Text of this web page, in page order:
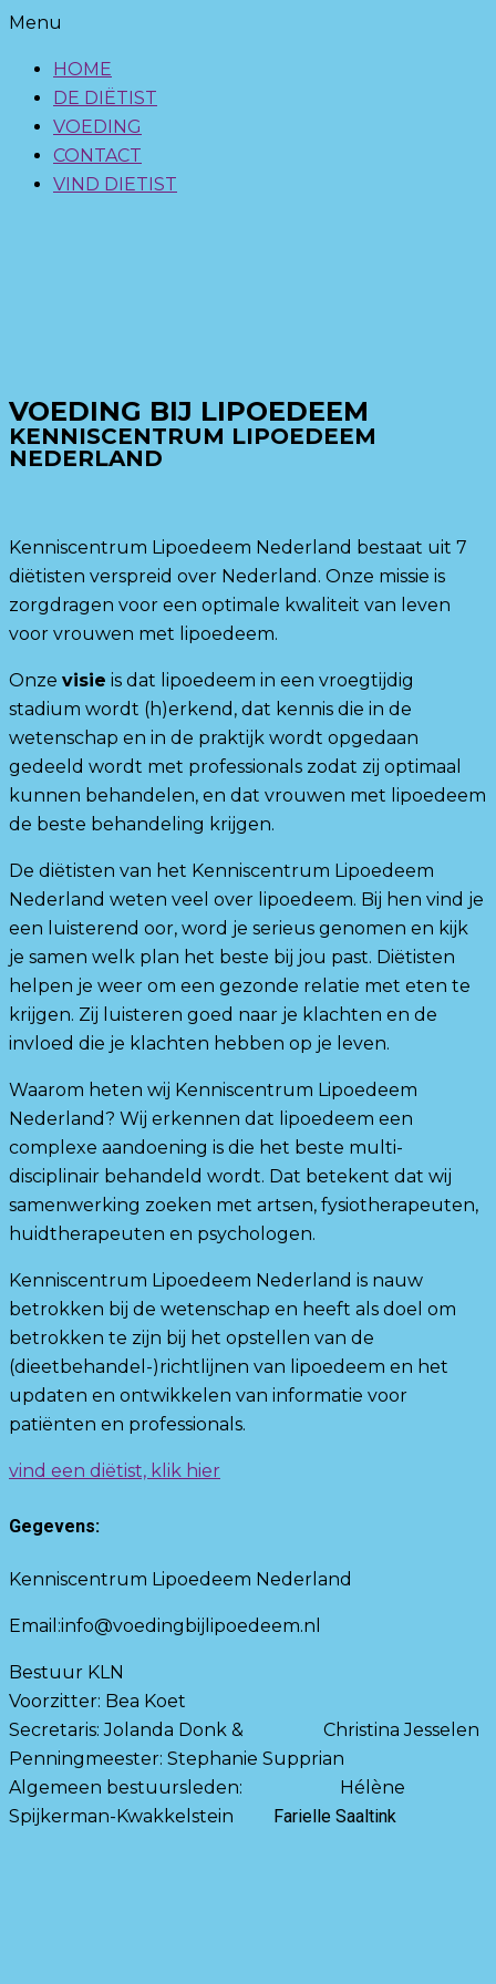
Menu
HOME
DE DIËTIST
VOEDING
CONTACT
VIND DIETIST
VOEDING BIJ LIPOEDEEM
KENNISCENTRUM LIPOEDEEM
NEDERLAND
Kenniscentrum Lipoedeem Nederland bestaat uit 7
diëtisten verspreid over Nederland. Onze missie is
zorgdragen voor een optimale kwaliteit van leven
voor vrouwen met lipoedeem.
Onze visie is dat lipoedeem in een vroegtijdig
stadium wordt (h)erkend, dat kennis die in de
wetenschap en in de praktijk wordt opgedaan
gedeeld wordt met professionals zodat zij optimaal
kunnen behandelen, en dat vrouwen met lipoedeem
de beste behandeling krijgen.
De diëtisten van het Kenniscentrum Lipoedeem
Nederland weten veel over lipoedeem. Bij hen vind je
een luisterend oor, word je serieus genomen en kijk
je samen welk plan het beste bij jou past. Diëtisten
helpen je weer om een gezonde relatie met eten te
krijgen. Zij luisteren goed naar je klachten en de
invloed die je klachten hebben op je leven.
Waarom heten wij Kenniscentrum Lipoedeem
Nederland? Wij erkennen dat lipoedeem een
complexe aandoening is die het beste multi-
disciplinair behandeld wordt. Dat betekent dat wij
samenwerking zoeken met artsen, fysiotherapeuten,
huidtherapeuten en psychologen.
Kenniscentrum Lipoedeem Nederland is nauw
betrokken bij de wetenschap en heeft als doel om
betrokken te zijn bij het opstellen van de
(dieetbehandel-)richtlijnen van lipoedeem en het
updaten en ontwikkelen van informatie voor
patiënten en professionals.
vind een diëtist, klik hier
Gegevens:
Kenniscentrum Lipoedeem Nederland
Email:info@voedingbijlipoedeem.nl
Bestuur KLN
Voorzitter: Bea Koet
Secretaris: Jolanda Donk & Christina Jesselen
Penningmeester: Stephanie Supprian
Algemeen bestuursleden: Hélène
Spijkerman-Kwakkelstein
Farielle Saaltink